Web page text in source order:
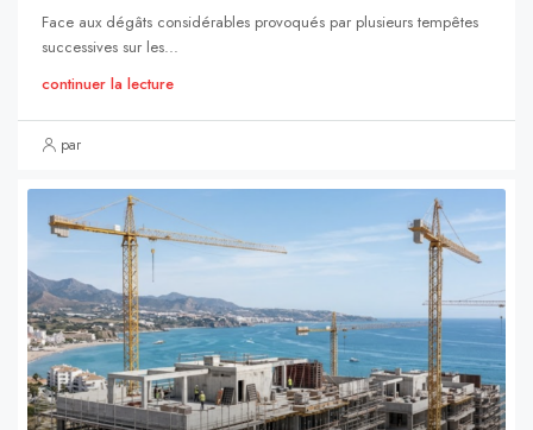
Face aux dégâts considérables provoqués par plusieurs tempêtes
successives sur les...
continuer la lecture
par